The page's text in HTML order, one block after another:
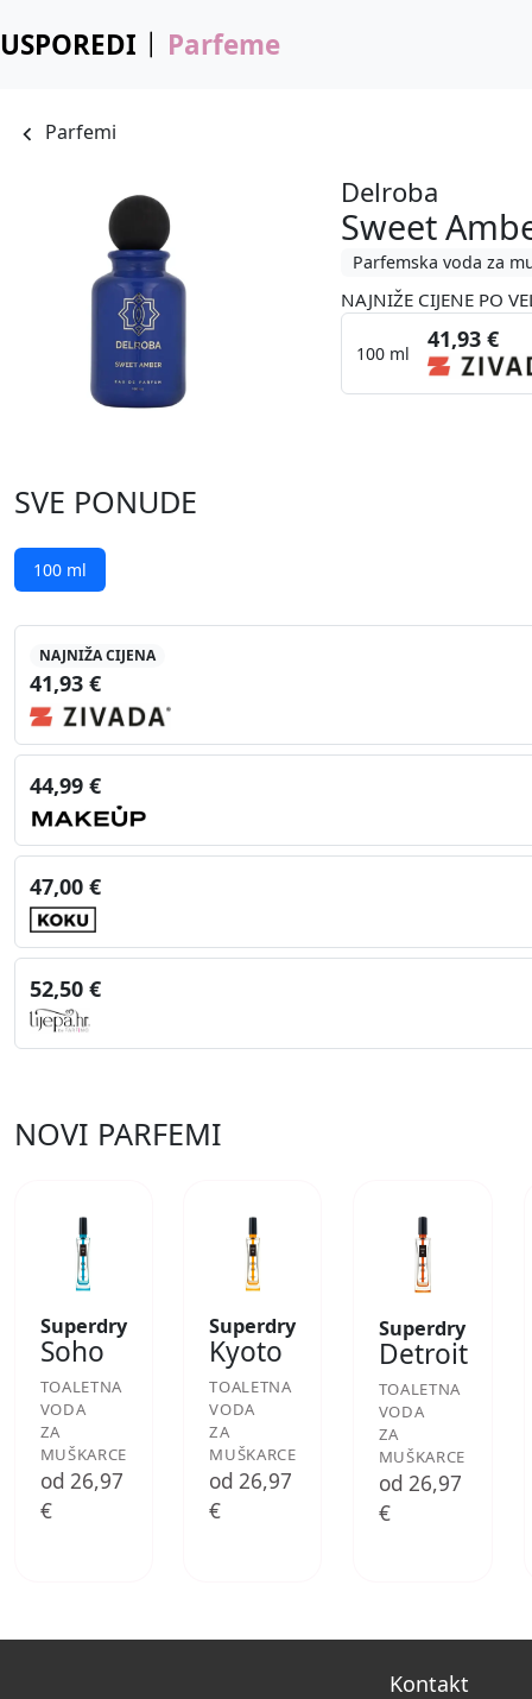
USPOREDI Parfeme
Parfemi
Delroba
Sweet
Parfemska voda za
NAJNIŽE CIJENE PO
100 ml
41,93 €
SVE PONUDE
100 ml
NAJNIŽA CIJENA
41,93 €
44,99 €
47,00 €
52,50 €
NOVI PARFEMI
Superdry
Soho
TOALETNA
VODA
ZA
MUŠKARCE
od 26,97
€
Superdry
Kyoto
TOALETNA
VODA
ZA
MUŠKARCE
od 26,97
€
Superdry
Detroit
TOALETNA
VODA
ZA
MUŠKARCE
od 26,97
€
Kontakt